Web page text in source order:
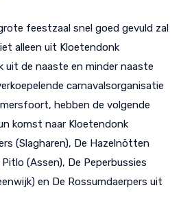
feestzaal snel goed gevuld zal
alleen uit Kloetendonk
uit de naaste en minder naaste
carnavalsorganisatie
hebben de volgende
komst naar Kloetendonk
(Slagharen), De Hazelnötten
(Assen), De Peperbussies
en De Rossumdaerpers uit